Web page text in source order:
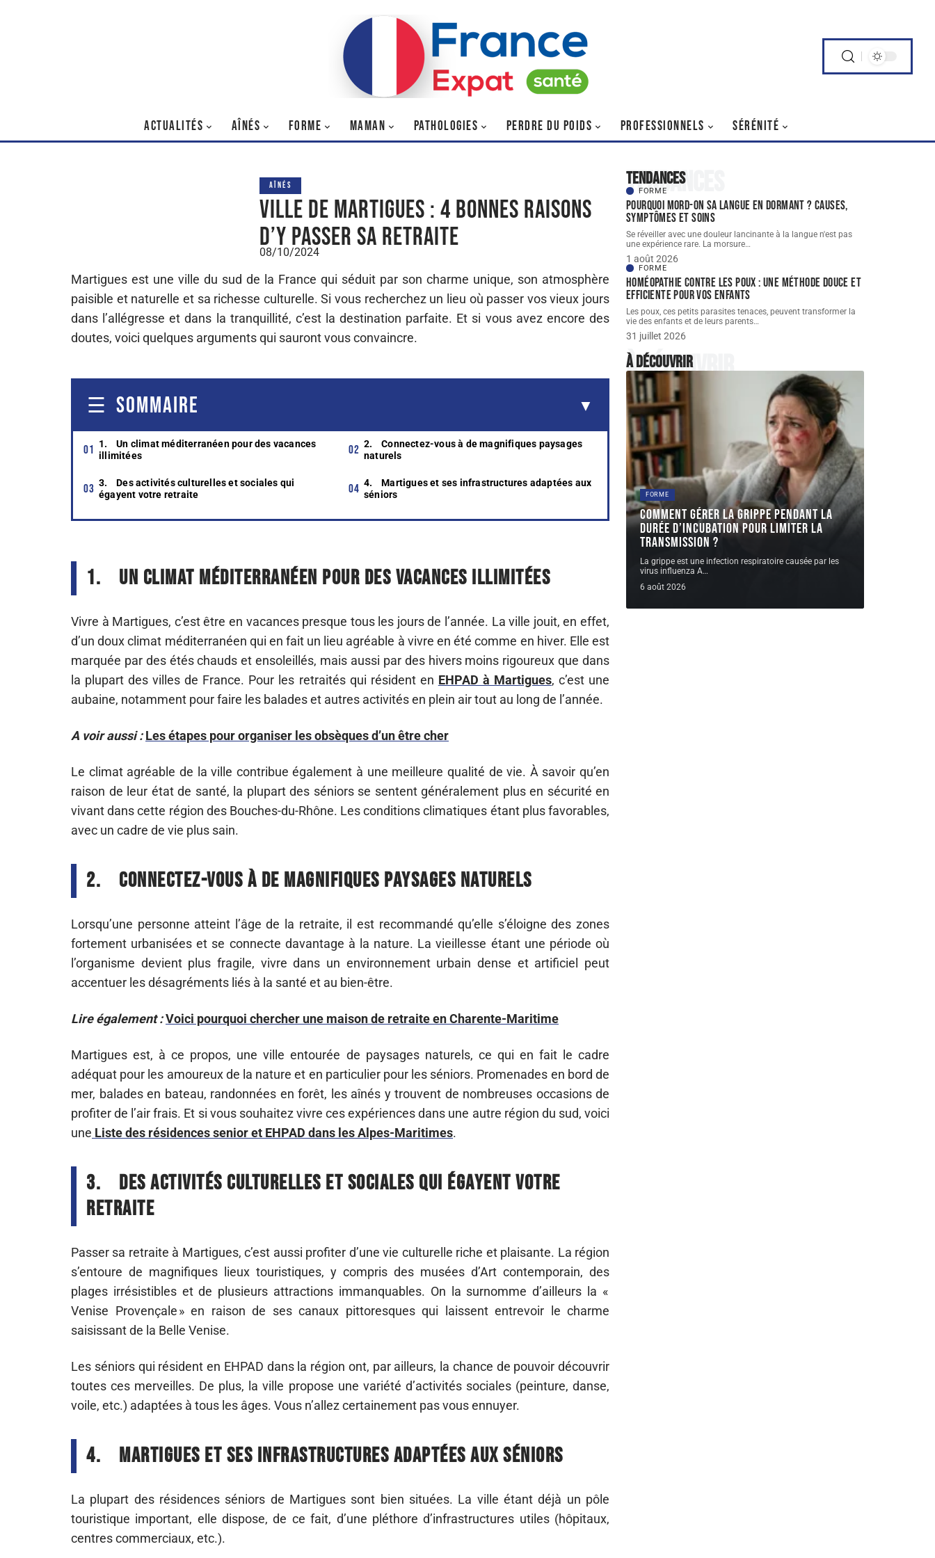
ACTUALITÉS AÎNÉS FORME MAMAN PATHOLOGIES PERDRE DU POIDS PROFESSIONNELS SÉRÉNITÉ
AÎNÉS
Ville de Martigues : 4 bonnes raisons
d’y passer sa retraite
08/10/2024
Martigues est une ville du sud de la France qui séduit par son charme unique, son atmosphère
paisible et naturelle et sa richesse culturelle. Si vous recherchez un lieu où passer vos vieux jours
dans l’allégresse et dans la tranquillité, c’est la destination parfaite. Et si vous avez encore des
doutes, voici quelques arguments qui sauront vous convaincre.
SOMMAIRE
1. Un climat méditerranéen pour des vacances
illimitées
2. Connectez-vous à de magnifiques paysages
naturels
3. Des activités culturelles et sociales qui
égayent votre retraite
4. Martigues et ses infrastructures adaptées aux
séniors
1. Un climat méditerranéen pour des vacances illimitées
Vivre à Martigues, c’est être en vacances presque tous les jours de l’année. La ville jouit, en effet,
d’un doux climat méditerranéen qui en fait un lieu agréable à vivre en été comme en hiver. Elle est
marquée par des étés chauds et ensoleillés, mais aussi par des hivers moins rigoureux que dans
la plupart des villes de France. Pour les retraités qui résident en EHPAD à Martigues, c’est une
aubaine, notamment pour faire les balades et autres activités en plein air tout au long de l’année.
A voir aussi : Les étapes pour organiser les obsèques d’un être cher
Le climat agréable de la ville contribue également à une meilleure qualité de vie. À savoir qu’en
raison de leur état de santé, la plupart des séniors se sentent généralement plus en sécurité en
vivant dans cette région des Bouches-du-Rhône. Les conditions climatiques étant plus favorables,
avec un cadre de vie plus sain.
2. Connectez-vous à de magnifiques paysages naturels
Lorsqu’une personne atteint l’âge de la retraite, il est recommandé qu’elle s’éloigne des zones
fortement urbanisées et se connecte davantage à la nature. La vieillesse étant une période où
l’organisme devient plus fragile, vivre dans un environnement urbain dense et artificiel peut
accentuer les désagréments liés à la santé et au bien-être.
Lire également :Voici pourquoi chercher une maison de retraite en Charente-Maritime
Martigues est, à ce propos, une ville entourée de paysages naturels, ce qui en fait le cadre
adéquat pour les amoureux de la nature et en particulier pour les séniors. Promenades en bord de
mer, balades en bateau, randonnées en forêt, les aînés y trouvent de nombreuses occasions de
profiter de l’air frais. Et si vous souhaitez vivre ces expériences dans une autre région du sud, voici
une Liste des résidences senior et EHPAD dans les Alpes-Maritimes.
3.
Des activités culturelles et sociales qui égayent votre
retraite
Passer sa retraite à Martigues, c’est aussi profiter d’une vie culturelle riche et plaisante. La région
s’entoure de magnifiques lieux touristiques, y compris des musées d’Art contemporain, des
plages irrésistibles et de plusieurs attractions immanquables. On la surnomme d’ailleurs la «
Venise Provençale » en raison de ses canaux pittoresques qui laissent entrevoir le charme
saisissant de la Belle Venise.
Les séniors qui résident en EHPAD dans la région ont, par ailleurs, la chance de pouvoir découvrir
toutes ces merveilles. De plus, la ville propose une variété d’activités sociales (peinture, danse,
voile, etc.) adaptées à tous les âges. Vous n’allez certainement pas vous ennuyer.
4. Martigues et ses infrastructures adaptées aux séniors
La plupart des résidences séniors de Martigues sont bien situées. La ville étant déjà un pôle
touristique important, elle dispose, de ce fait, d’une pléthore d’infrastructures utiles (hôpitaux,
centres commerciaux, etc.).
Tendances
Tendances
FORME
Pourquoi mord-on sa langue en dormant ? Causes,
symptômes et soins
Se réveiller avec une douleur lancinante à la langue n'est pas
une expérience rare. La morsure…
1 août 2026
FORME
Homéopathie contre les poux : une méthode douce et
efficiente pour vos enfants
Les poux, ces petits parasites tenaces, peuvent transformer la
vie des enfants et de leurs parents…
31 juillet 2026
À découvrir
À découvrir
FORME
Comment gérer la grippe pendant la
durée d’incubation pour limiter la
transmission ?
La grippe est une infection respiratoire causée par les
virus influenza A…
6 août 2026